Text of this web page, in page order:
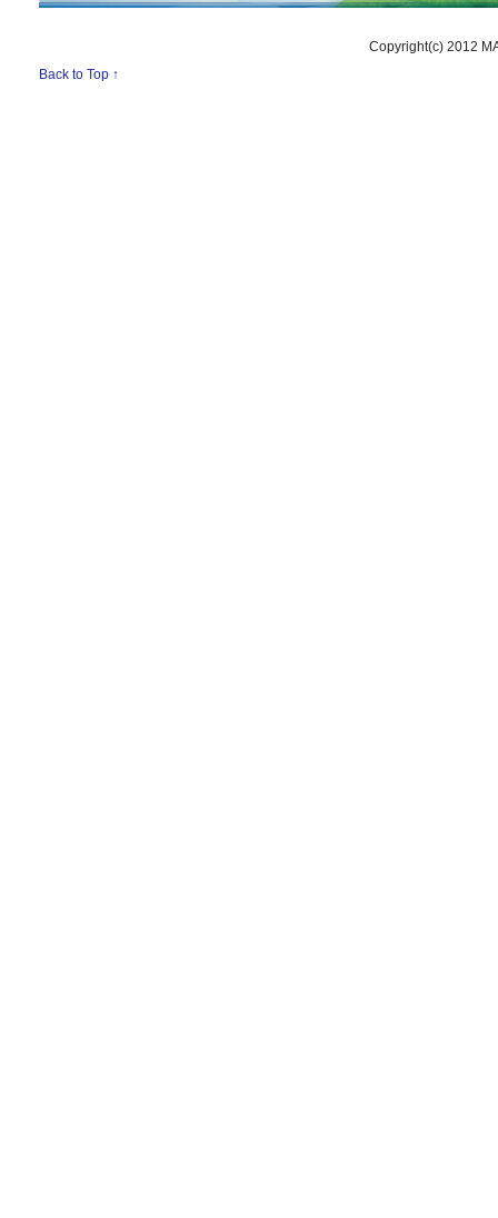
Copyright(c) 2012
Back to Top ↑